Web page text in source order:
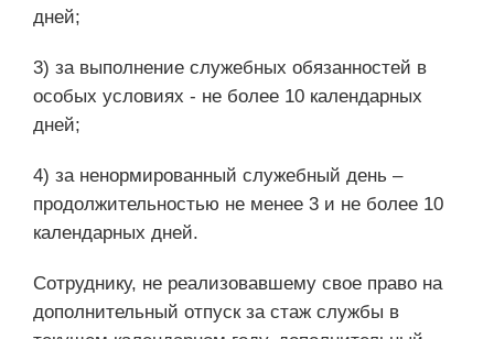
дней;
3) за выполнение служебных обязанностей в
особых условиях - не более 10 календарных
дней;
4) за ненормированный служебный день –
продолжительностью не менее 3 и не более 10
календарных дней.
Сотруднику, не реализовавшему свое право на
дополнительный отпуск за стаж службы в